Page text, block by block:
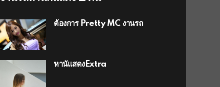
ต้องการ Pretty MC งานรถ
หานัแสดงExtra